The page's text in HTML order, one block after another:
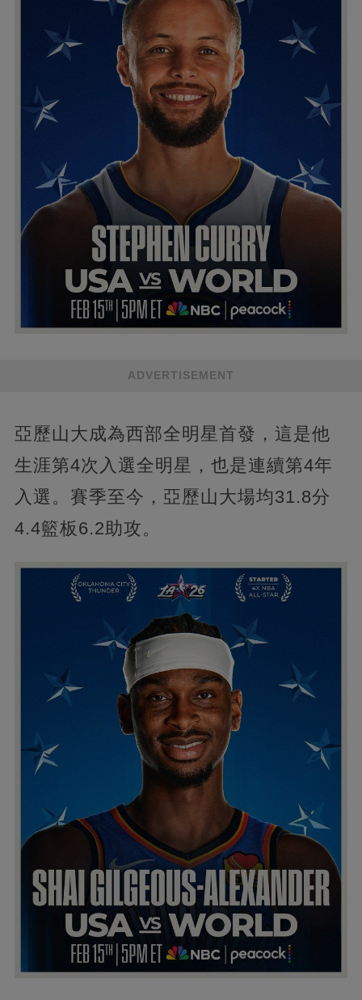
ADVERTISEMENT
亞歷山大成為西部全明星首發，這是他
生涯第4次入選全明星，也是連續第4年
入選。賽季至今，亞歷山大場均31.8分
4.4籃板6.2助攻。